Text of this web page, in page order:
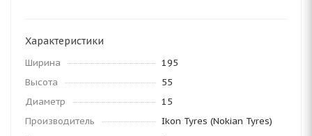
Характеристики
Ширина
195
Высота
55
Диаметр
15
Производитель
Ikon Tyres (Nokian Tyres)